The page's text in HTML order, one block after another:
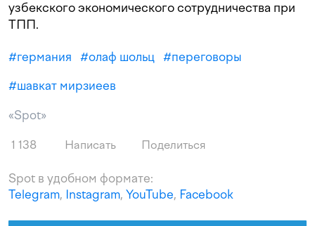
узбекского экономического сотрудничества при
ТПП.
#германия #олаф шольц #переговоры
#шавкат мирзиеев
«Spot»
1 138 Написать Поделиться
Spot в удобном формате:
Telegram, Instagram, YouTube, Facebook